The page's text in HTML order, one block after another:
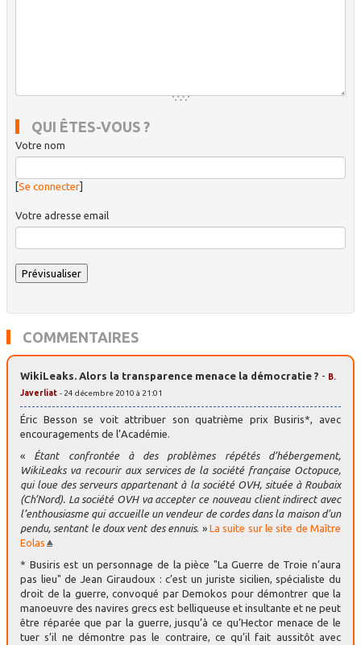
QUI ÊTES-VOUS ?
Votre nom
Se connecter]
Votre adresse email
COMMENTAIRES
WikiLeaks. Alors la transparence menace la démocratie ? - B.
Javerliat - 24 décembre 2010 à 21:01
Éric Besson se voit attribuer son quatrième prix Busiris*, avec
encouragements de l’Académie.
« Étant confrontée à des problèmes répétés d’hébergement,
WikiLeaks va recourir aux services de la société française Octopuce,
qui loue des serveurs appartenant à la société OVH, située à Roubaix
(Ch’Nord). La société OVH va accepter ce nouveau client indirect avec
l’enthousiasme qui accueille un vendeur de cordes dans la maison d’un
pendu, sentant le doux vent des ennuis. » La suite sur le site de Maître
Eolas
* Busiris est un personnage de la pièce "La Guerre de Troie n’aura
pas lieu" de Jean Giraudoux : c’est un juriste sicilien, spécialiste du
droit de la guerre, convoqué par Demokos pour démontrer que la
manoeuvre des navires grecs est belliqueuse et insultante et ne peut
être réparée que par la guerre, jusqu’à ce qu’Hector menace de le
tuer s’il ne démontre pas le contraire, ce qu’il fait aussitôt avec